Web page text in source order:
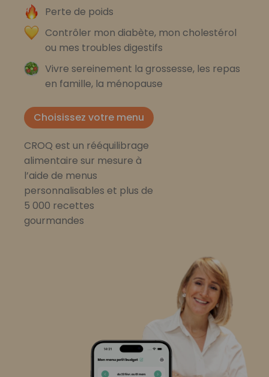
Perte de poids
Contrôler mon diabète, mon cholestérol
ou mes troubles digestifs
Vivre sereinement la grossesse, les repas
en famille, la ménopause
Choisissez votre menu
CROQ est un rééquilibrage
alimentaire sur mesure à
l’aide de menus
personnalisables et plus de
5 000 recettes
gourmandes